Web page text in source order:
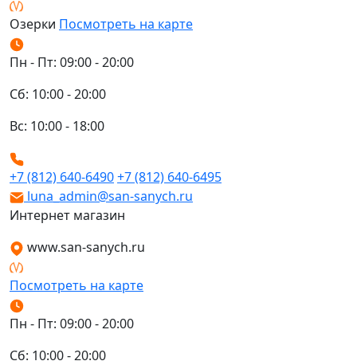
Озерки Посмотреть на карте
Пн - Пт: 09:00 - 20:00
Сб: 10:00 - 20:00
Вс: 10:00 - 18:00
+7 (812) 640-6490+7 (812) 640-6495
luna_admin@san-sanych.ru
Интернет магазин
www.san-sanych.ru
Посмотреть на карте
Пн - Пт: 09:00 - 20:00
Сб: 10:00 - 20:00